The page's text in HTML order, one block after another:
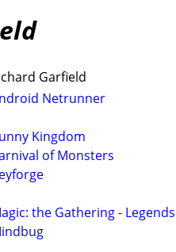
Garfield
Netrunner
Kingdom
of Monsters
the Gathering - Legends